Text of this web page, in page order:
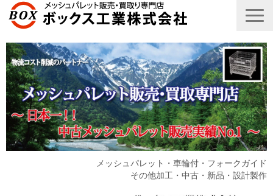
メッシュパレット・車輪付・フォークガイド
その他加工・中古・新品・設計製作